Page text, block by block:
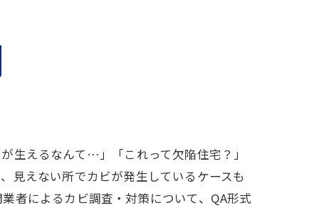
生えるなんて…」「これって欠陥住宅？」
見えない所でカビが発生しているケースも
者によるカビ調査・対策について、QA形式